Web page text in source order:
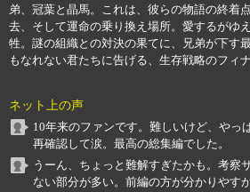
弟、冠葉と晶馬。これは、彼らの物語の終着
去、そして運命の乗り換え場所。愛するがゆ
牲。謎の組織との対決の果てに、兄弟が下す
もなれない君たちに告げる、生存戦略のフィナ
ネット上の声
10年来のファンです。難しいけど、やっ
再確認して涙。最高の総集編でした。
うーん、ちょっと難解すぎたかも。考察
ない部分が多い。前編の方が分かりやす